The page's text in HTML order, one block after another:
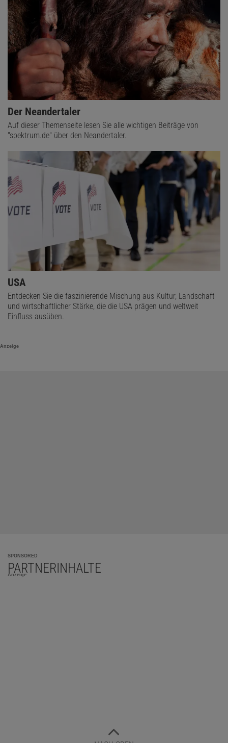
Der Neandertaler
Auf dieser Themenseite lesen Sie alle wichtigen Beiträge von
"spektrum.de" über den Neandertaler.
USA
Entdecken Sie die faszinierende Mischung aus Kultur, Landschaft
und wirtschaftlicher Stärke, die die USA prägen und weltweit
Einfluss ausüben.
Anzeige
SPONSORED
PARTNERINHALTE
Anzeige